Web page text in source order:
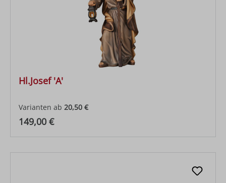
Hl.Josef 'A'
Varianten ab 20,50 €
Regulärer Preis:
149,00 €